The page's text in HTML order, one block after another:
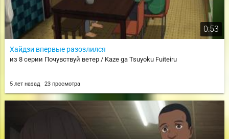
0:53
Хайдзи впервые разозлился
из 8 серии Почувствуй ветер / Kaze ga Tsuyoku Fuiteiru
5 лет назад 23 просмотра